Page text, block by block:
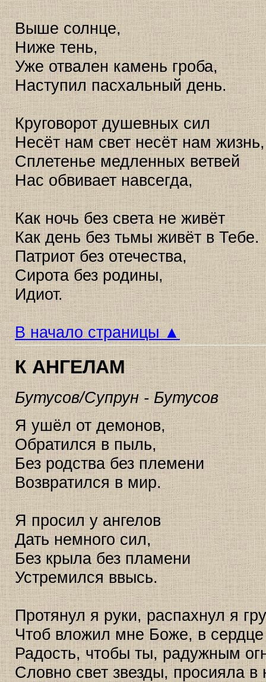
Выше солнце,
Ниже тень,
Уже отвален камень гроба,
Наступил пасхальный день.
Круговорот душевных сил
Несёт нам свет несёт нам жизнь,
Сплетенье медленных ветвей
Нас обвивает навсегда,
Как ночь без света не живёт
Как день без тьмы живёт в Тебе.
Патриот без отечества,
Сирота без родины,
Идиот.
В начало страницы ▲
К АНГЕЛАМ
Бутусов/Супрун - Бутусов
Я ушёл от демонов,
Обратился в пыль,
Без родства без племени
Возвратился в мир.
Я просил у ангелов
Дать немного сил,
Без крыла без пламени
Устремился ввысь.
Протянул я руки, распахнул я
Чтоб вложил мне Боже, в сердце
Радость, чтобы ты, радужным
Словно свет звезды, просияла в